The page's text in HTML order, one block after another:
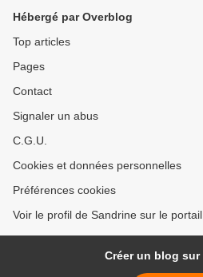
Hébergé par Overblog
Top articles
Pages
Contact
Signaler un abus
C.G.U.
Cookies et données personnelles
Préférences cookies
Voir le profil de Sandrine sur le
Créer un blog sur